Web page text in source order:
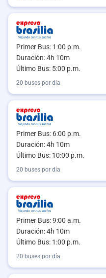
Primer Bus: 1:00 p.m.
Duración: 4h 10m
Último Bus: 5:00 p.m.
20 buses por día
Primer Bus: 6:00 p.m.
Duración: 4h 10m
Último Bus: 10:00 p.m.
20 buses por día
Primer Bus: 9:00 a.m.
Duración: 4h 10m
Último Bus: 1:00 p.m.
20 buses por día